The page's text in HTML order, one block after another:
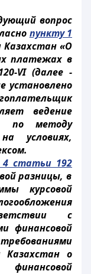
вопрос
пункту 1
Казахстан «О
платежах в
VI (далее -
установлено
ведение
по методу
условиях,
4 статьи 192
разницы, в
курсовой
с
финансовой
Казахстан о